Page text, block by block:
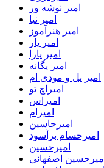
امیر نوشه ور
امیر نیا
امیر هنرآموز
امیر یار
امیر یارا
امیر یگانه
امیر یل و مودی ام
امیراچ تو
امیراس
امیرام
امیرحاسین
امیرحسام برآسود
امیرحسین
امیرحسین اصفهانی